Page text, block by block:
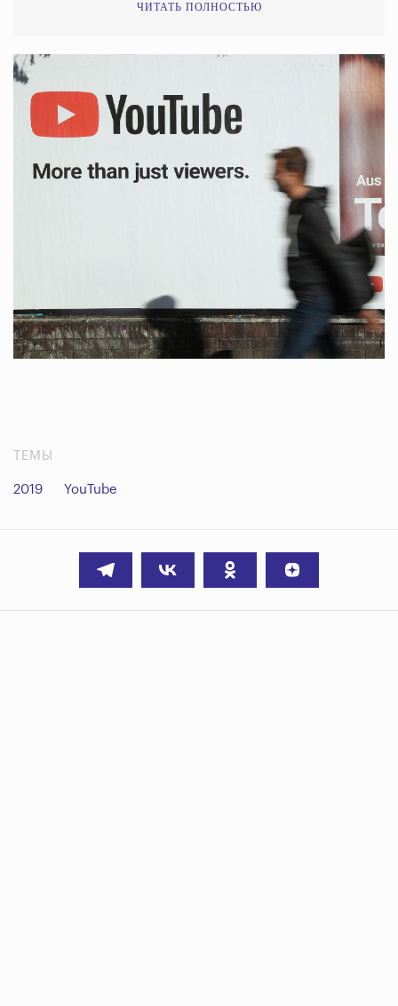
ЧИТАТЬ ПОЛНОСТЬЮ
ТЕМЫ
2019 YouTube